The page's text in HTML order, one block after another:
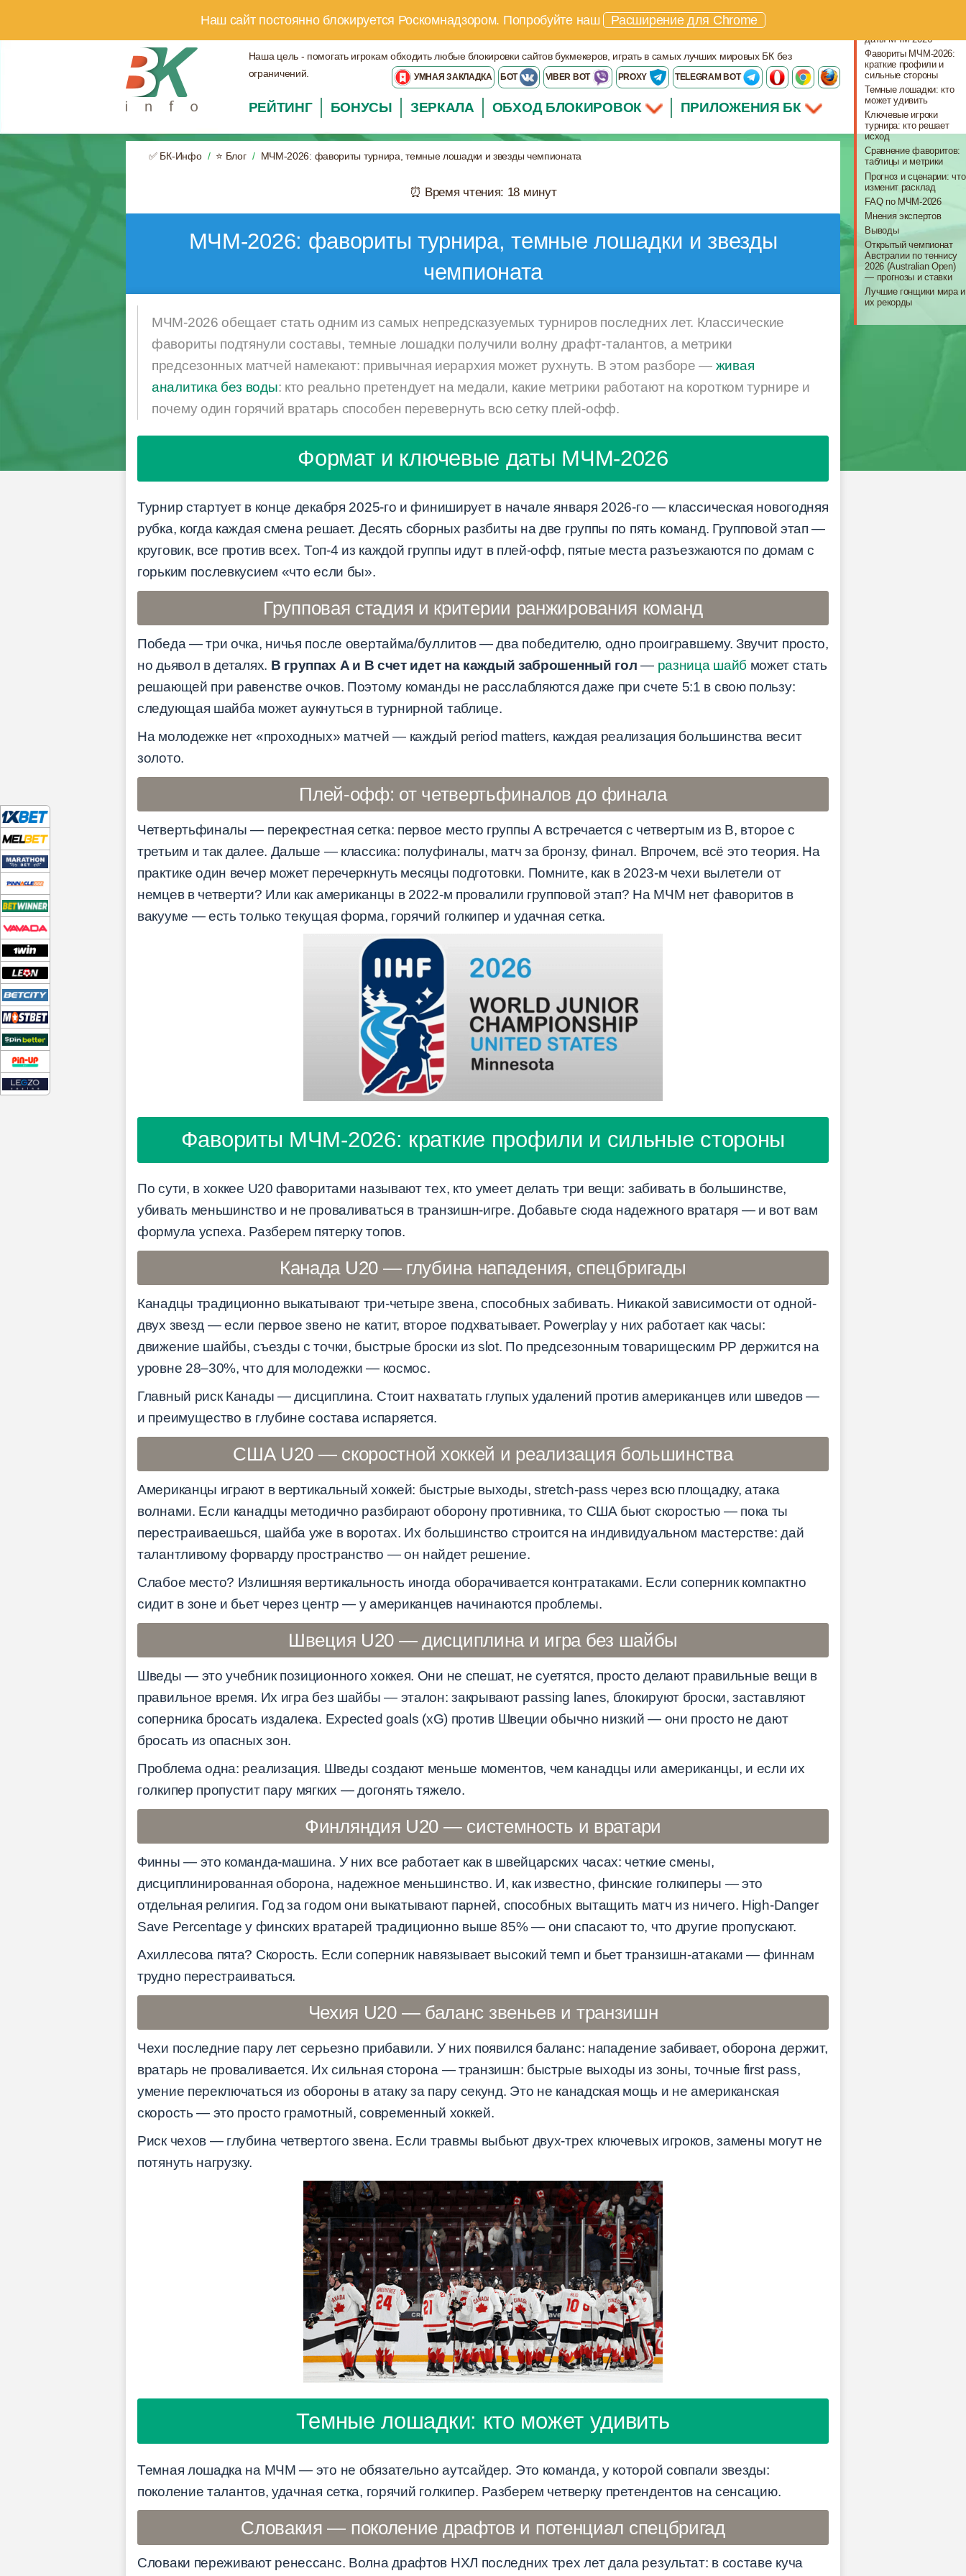
Наш сайт постоянно блокируется Роскомнадзором. Попробуйте наш Расширение для Chrome
Наша цель - помогать игрокам обходить любые блокировки сайтов букмекеров, играть в самых лучших мировых БК без
ограничений.
TELEGRAM BOT
PROXY
VIBER BOT
БОТ
УМНАЯ ЗАКЛАДКА
РЕЙТИНГ БОНУСЫ ЗЕРКАЛА ОБХОД БЛОКИРОВОК ПРИЛОЖЕНИЯ БК
✅ БК-Инфо ⭐ Блог МЧМ-2026: фавориты турнира, темные лошадки и звезды чемпионата
⏰ Время чтения: 18 минут
МЧМ-2026: фавориты турнира, темные лошадки и звезды
чемпионата
МЧМ-2026 обещает стать одним из самых непредсказуемых турниров последних лет. Классические
фавориты подтянули составы, темные лошадки получили волну драфт-талантов, а метрики
предсезонных матчей намекают: привычная иерархия может рухнуть. В этом разборе — живая
аналитика без воды: кто реально претендует на медали, какие метрики работают на коротком турнире и
почему один горячий вратарь способен перевернуть всю сетку плей-офф.
Формат и ключевые даты МЧМ-2026
Турнир стартует в конце декабря 2025-го и финиширует в начале января 2026-го — классическая новогодняя
рубка, когда каждая смена решает. Десять сборных разбиты на две группы по пять команд. Групповой этап —
круговик, все против всех. Топ-4 из каждой группы идут в плей-офф, пятые места разъезжаются по домам с
горьким послевкусием «что если бы».
Групповая стадия и критерии ранжирования команд
Победа — три очка, ничья после овертайма/буллитов — два победителю, одно проигравшему. Звучит просто,
но дьявол в деталях. В группах A и B счет идет на каждый заброшенный гол — разница шайб может стать
решающей при равенстве очков. Поэтому команды не расслабляются даже при счете 5:1 в свою пользу:
следующая шайба может аукнуться в турнирной таблице.
На молодежке нет «проходных» матчей — каждый period matters, каждая реализация большинства весит
золото.
Плей-офф: от четвертьфиналов до финала
Четвертьфиналы — перекрестная сетка: первое место группы А встречается с четвертым из В, второе с
третьим и так далее. Дальше — классика: полуфиналы, матч за бронзу, финал. Впрочем, всё это теория. На
практике один вечер может перечеркнуть месяцы подготовки. Помните, как в 2023-м чехи вылетели от
немцев в четверти? Или как американцы в 2022-м провалили групповой этап? На МЧМ нет фаворитов в
вакууме — есть только текущая форма, горячий голкипер и удачная сетка.
Фавориты МЧМ-2026: краткие профили и сильные стороны
По сути, в хоккее U20 фаворитами называют тех, кто умеет делать три вещи: забивать в большинстве,
убивать меньшинство и не проваливаться в транзишн-игре. Добавьте сюда надежного вратаря — и вот вам
формула успеха. Разберем пятерку топов.
Канада U20 — глубина нападения, спецбригады
Канадцы традиционно выкатывают три-четыре звена, способных забивать. Никакой зависимости от одной-
двух звезд — если первое звено не катит, второе подхватывает. Powerplay у них работает как часы:
движение шайбы, съезды с точки, быстрые броски из slot. По предсезонным товарищеским PP держится на
уровне 28–30%, что для молодежки — космос.
Главный риск Канады — дисциплина. Стоит нахватать глупых удалений против американцев или шведов —
и преимущество в глубине состава испаряется.
США U20 — скоростной хоккей и реализация большинства
Американцы играют в вертикальный хоккей: быстрые выходы, stretch-pass через всю площадку, атака
волнами. Если канадцы методично разбирают оборону противника, то США бьют скоростью — пока ты
перестраиваешься, шайба уже в воротах. Их большинство строится на индивидуальном мастерстве: дай
талантливому форварду пространство — он найдет решение.
Слабое место? Излишняя вертикальность иногда оборачивается контратаками. Если соперник компактно
сидит в зоне и бьет через центр — у американцев начинаются проблемы.
Швеция U20 — дисциплина и игра без шайбы
Шведы — это учебник позиционного хоккея. Они не спешат, не суетятся, просто делают правильные вещи в
правильное время. Их игра без шайбы — эталон: закрывают passing lanes, блокируют броски, заставляют
соперника бросать издалека. Expected goals (xG) против Швеции обычно низкий — они просто не дают
бросать из опасных зон.
Проблема одна: реализация. Шведы создают меньше моментов, чем канадцы или американцы, и если их
голкипер пропустит пару мягких — догонять тяжело.
Финляндия U20 — системность и вратари
Финны — это команда-машина. У них все работает как в швейцарских часах: четкие смены,
дисциплинированная оборона, надежное меньшинство. И, как известно, финские голкиперы — это
отдельная религия. Год за годом они выкатывают парней, способных вытащить матч из ничего. High-Danger
Save Percentage у финских вратарей традиционно выше 85% — они спасают то, что другие пропускают.
Ахиллесова пята? Скорость. Если соперник навязывает высокий темп и бьет транзишн-атаками — финнам
трудно перестраиваться.
Чехия U20 — баланс звеньев и транзишн
Чехи последние пару лет серьезно прибавили. У них появился баланс: нападение забивает, оборона держит,
вратарь не проваливается. Их сильная сторона — транзишн: быстрые выходы из зоны, точные first pass,
умение переключаться из обороны в атаку за пару секунд. Это не канадская мощь и не американская
скорость — это просто грамотный, современный хоккей.
Риск чехов — глубина четвертого звена. Если травмы выбьют двух-трех ключевых игроков, замены могут не
потянуть нагрузку.
Темные лошадки: кто может удивить
Темная лошадка на МЧМ — это не обязательно аутсайдер. Это команда, у которой совпали звезды:
поколение талантов, удачная сетка, горячий голкипер. Разберем четверку претендентов на сенсацию.
Словакия — поколение драфтов и потенциал спецбригад
Словаки переживают ренессанс. Волна драфтов НХЛ последних трех лет дала результат: в составе куча
даты МЧМ-2026
Фавориты МЧМ-2026:
краткие профили и
сильные стороны
Темные лошадки: кто
может удивить
Ключевые игроки
турнира: кто решает
исход
Сравнение фаворитов:
таблицы и метрики
Прогноз и сценарии: что
изменит расклад
FAQ по МЧМ-2026
Мнения экспертов
Выводы
Открытый чемпионат
Австралии по теннису
2026 (Australian Open)
— прогнозы и ставки
Лучшие гонщики мира и
их рекорды